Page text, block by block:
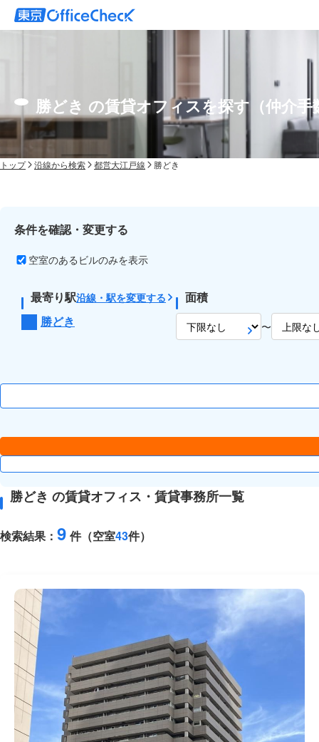
勝どき の賃貸オフィスを探す（仲介手
トップ 沿線から検索 都営大江戸線 勝どき
条件を確認・変更する
空室のあるビルのみを表示
最寄り駅沿線・駅を変更する
勝どき
面積
〜
勝どき の賃貸オフィス・賃貸事務所一覧
検索結果： 9 件（空室43件）